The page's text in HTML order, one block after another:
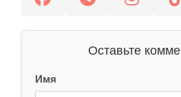
Оставьте
Имя